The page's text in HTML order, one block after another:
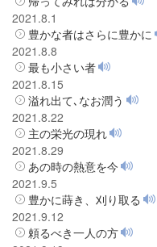
2021.8.1
豊かな者はさらに豊かに
2021.8.8
最も小さい者
2021.8.15
溢れ出て､なお潤う
2021.8.22
主の栄光の現れ
2021.8.29
あの時の熱意を今
2021.9.5
豊かに蒔き、刈り取る
2021.9.12
頼るべき一人の方